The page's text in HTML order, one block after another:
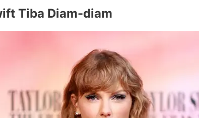
Tiba Diam-diam